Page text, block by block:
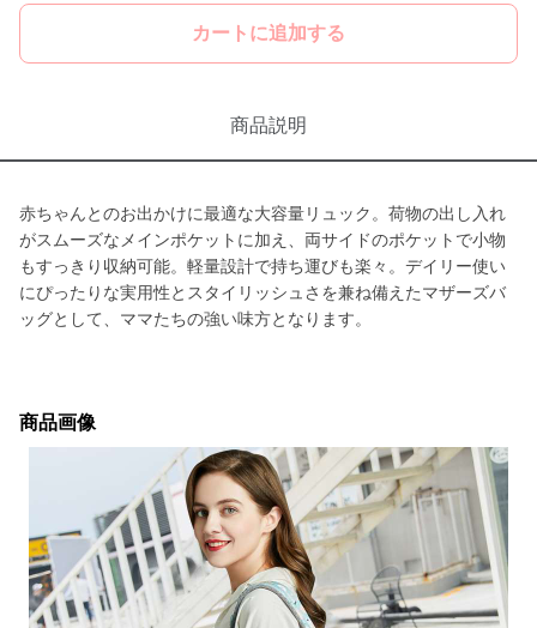
カートに追加する
商品説明
赤ちゃんとのお出かけに最適な大容量リュック。荷物の出し入れ
がスムーズなメインポケットに加え、両サイドのポケットで小物
もすっきり収納可能。軽量設計で持ち運びも楽々。デイリー使い
にぴったりな実用性とスタイリッシュさを兼ね備えたマザーズバ
ッグとして、ママたちの強い味方となります。
商品画像